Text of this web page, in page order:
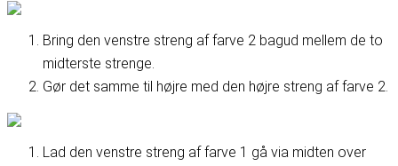
Bring den venstre streng af farve 2 bagud mellem de to
midterste strenge.
Gør det samme til højre med den højre streng af farve 2.
Lad den venstre streng af farve 1 gå via midten over